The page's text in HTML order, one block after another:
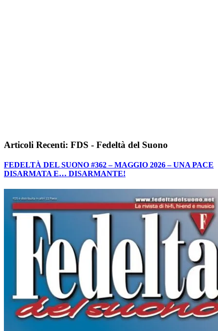
Articoli Recenti: FDS - Fedeltà del Suono
FEDELTÀ DEL SUONO #362 – MAGGIO 2026 – UNA PACE
DISARMATA E… DISARMANTE!